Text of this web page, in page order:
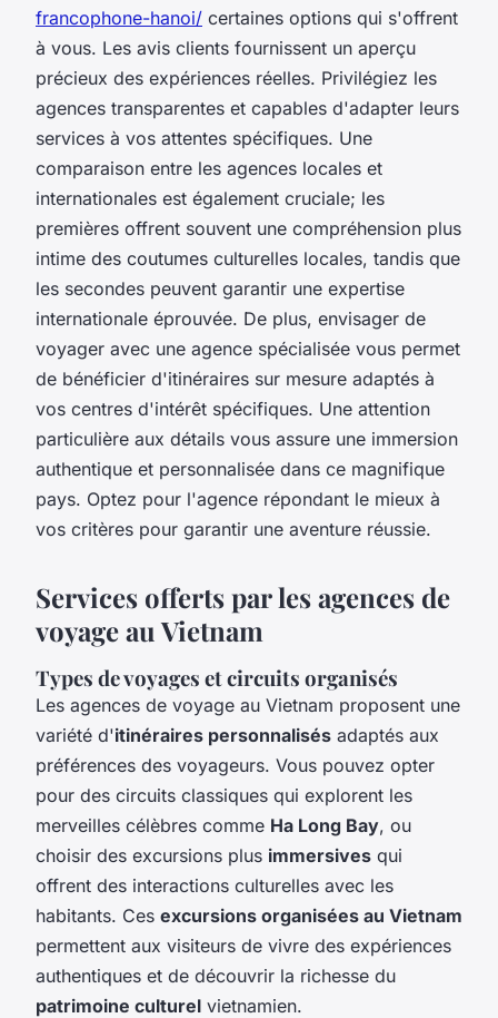
francophone-hanoi/ certaines options qui s'offrent
à vous. Les avis clients fournissent un aperçu
précieux des expériences réelles. Privilégiez les
agences transparentes et capables d'adapter leurs
services à vos attentes spécifiques. Une
comparaison entre les agences locales et
internationales est également cruciale; les
premières offrent souvent une compréhension plus
intime des coutumes culturelles locales, tandis que
les secondes peuvent garantir une expertise
internationale éprouvée. De plus, envisager de
voyager avec une agence spécialisée vous permet
de bénéficier d'itinéraires sur mesure adaptés à
vos centres d'intérêt spécifiques. Une attention
particulière aux détails vous assure une immersion
authentique et personnalisée dans ce magnifique
pays. Optez pour l'agence répondant le mieux à
vos critères pour garantir une aventure réussie.
Services offerts par les agences de
voyage au Vietnam
Types de voyages et circuits organisés
Les agences de voyage au Vietnam proposent une
variété d'itinéraires personnalisés adaptés aux
préférences des voyageurs. Vous pouvez opter
pour des circuits classiques qui explorent les
merveilles célèbres comme Ha Long Bay, ou
choisir des excursions plus immersives qui
offrent des interactions culturelles avec les
habitants. Ces excursions organisées au Vietnam
permettent aux visiteurs de vivre des expériences
authentiques et de découvrir la richesse du
patrimoine culturel vietnamien.